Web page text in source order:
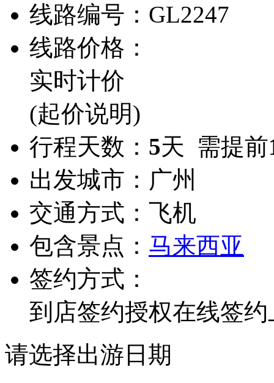
线路编号： GL2247
线路价格：
实时计价
(起价说明)
行程天数： 5天 需提前
出发城市： 广州
交通方式： 飞机
包含景点： 马来西亚
签约方式：
到店签约授权在线签约
请选择出游日期